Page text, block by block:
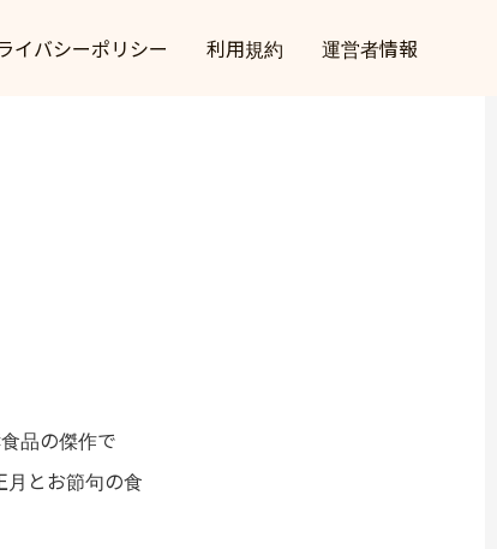
イバシーポリシー 利用規約 運営者情報
品の傑作で
とお節句の食